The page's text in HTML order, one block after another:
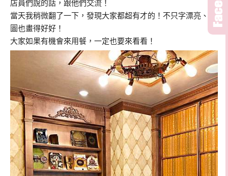
店員們說的話，跟他們交流！
當天我稍微翻了一下，發現大家都超有才的！不只字漂亮、插
圖也畫得好好！
大家如果有機會來用餐，一定也要來看看！